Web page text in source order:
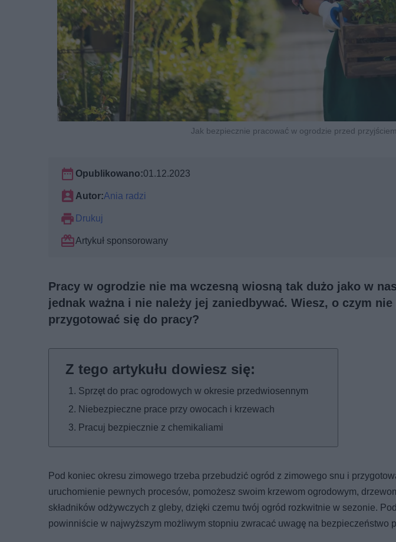
Jak bezpiecznie pracować w ogrodzie przed
Opublikowano:01.12.2023
Autor:Ania radzi
Drukuj
Artykuł sponsorowany
Pracy w ogrodzie nie ma wczesną wiosną tak dużo jako w
jednak ważna i nie należy jej zaniedbywać. Wiesz, o czym
przygotować się do pracy?
Sprzęt do prac ogrodowych w okresie przedwiosennym
Niebezpieczne prace przy owocach i krzewach
Pracuj bezpiecznie z chemikaliami
Pod koniec okresu zimowego trzeba przebudzić ogród z zimowego snu i
uruchomienie pewnych procesów, pomożesz swoim krzewom ogrodowym,
składników odżywczych z gleby, dzięki czemu twój ogród rozkwitnie w sezonie.
powinniście w najwyższym możliwym stopniu zwracać uwagę na bezpieczeństwo